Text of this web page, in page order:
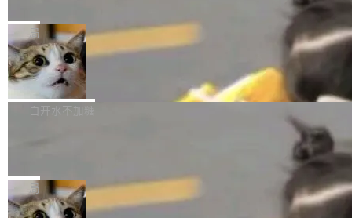
质的最低采样率）的音频格式将被拒绝 修复了 C
SS 圆角虚线样式中可能存在的问题 如果表单中
的图像元素不在同一个子树中，则它们将不再关
联 加...
最强的若干项。对于尚未正式发版的 PG 19，则
通过拉取过去一年内（从 PG 18 Beta1 时间点
至今）的所有 commit，同样交由 AI 分析提炼。
经过人工复核，准确度令人满意。这一方法也为
社区爱好者提供了高效跟踪新版本的思路。
维护工作一直与我的日常工作、家务、社交生活
和休闲娱乐竞争时间。" 这是 libexpat 维护者 S
ebastian Pipping 写在博客里的话。8 月 4 日，
他宣布了一个新消息：从 2026 年 8 月 1 日起，
他可以全职维护 libexpat 了，最长 6 个月。发
库之一。你的操作系统、浏览器、无数的基础设
施软件，很可能都在用它。而过去十年，维护它
局
Firefox 153.0.3 发布
Firefox 153.0.3 现已发布，具体更新内容如
下： New Smart Window 包含多项增强功能：
gi?id=2019042">Bug&nbsp;2019042</a>）</l
i> <li>现在，助手可以直接使用 Exa 的网络搜索
白开水不加糖
的 npm 包。项目的核心论点是：容器不适合 Ag
ent 计算。真正适合的，是 Isolate。 Cloudflare
局